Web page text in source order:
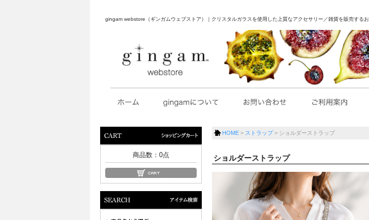
gingam webstore（ギンガムウェブストア）｜クリスタルガラスを使用した上質なアクセサリー／雑貨を販売する
商品数： 0点
HOME ストラップ ショルダーストラップ
ショルダーストラップ